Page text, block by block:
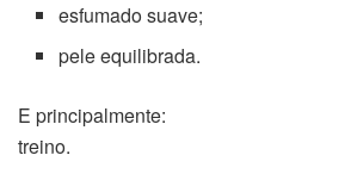
esfumado suave;
pele equilibrada.
E principalmente:
treino.